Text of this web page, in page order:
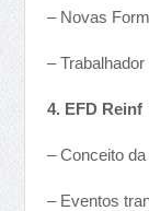
– Novas
–
4. EFD Reinf
– Conceito
– Eventos